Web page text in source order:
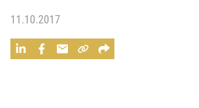
11.10.2017